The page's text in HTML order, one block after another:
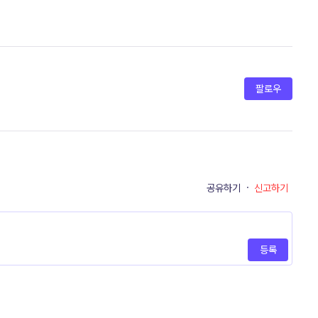
팔로우
공유하기 · 신고하기
등록